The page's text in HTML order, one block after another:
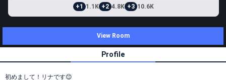
+1 1.1K +2 4.8K +3 10.6K
View Room
Profile
初めまして！リナです😊